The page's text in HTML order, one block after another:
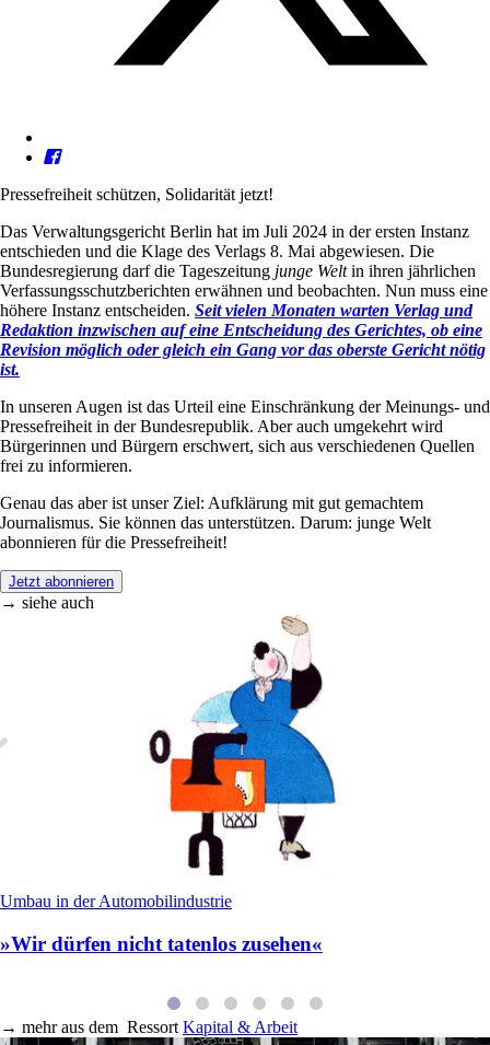
Pressefreiheit schützen, Solidarität jetzt!
Das Verwaltungsgericht Berlin hat im Juli 2024 in der ersten Instanz
entschieden und die Klage des Verlags 8. Mai abgewiesen. Die
Bundesregierung darf die Tageszeitung junge Weltin ihren jährlichen
Verfassungsschutzberichten erwähnen und beobachten. Nun muss eine
höhere Instanz entscheiden. Seit vielen Monaten warten Verlag und
Redaktion inzwischen auf eine Entscheidung des Gerichtes, ob eine
Revision möglich oder gleich ein Gang vor das oberste Gericht nötig
ist.
In unseren Augen ist das Urteil eine Einschränkung der Meinungs- und
Pressefreiheit in der Bundesrepublik. Aber auch umgekehrt wird
Bürgerinnen und Bürgern erschwert, sich aus verschiedenen Quellen
frei zu informieren.
Genau das aber ist unser Ziel: Aufklärung mit gut gemachtem
Journalismus. Sie können das unterstützen. Darum: junge Welt
abonnieren für die Pressefreiheit!
Jetzt abonnieren
→ siehe auch
Umbau in der Automobilindustrie
»Wir dürfen nicht tatenlos zusehen«
→ mehr aus dem Ressort Kapital & Arbeit